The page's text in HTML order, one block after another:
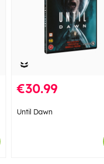
€30.99
Until Dawn